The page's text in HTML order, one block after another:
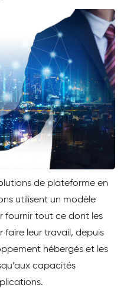
de plateforme en
utilisent un modèle
fournir tout ce dont les
faire leur travail, depuis
hébergés et les
capacités